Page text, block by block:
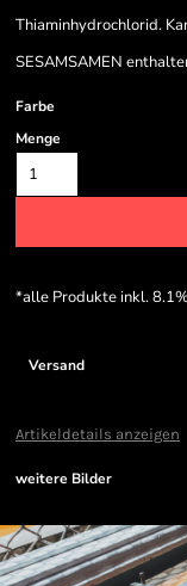
Thiaminhydrochlorid.
SESAMSAMEN
Farbe
Menge
*alle Produkte inkl.
Versand
Artikeldetails anzeigen
weitere Bilder